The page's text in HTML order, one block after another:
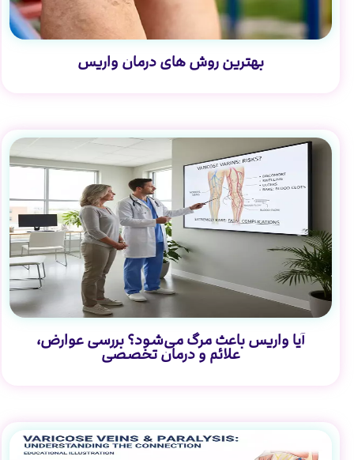
بهترین روش های درمان واریس
آیا واریس باعث مرگ می‌شود؟ بررسی عوارض،
علائم و درمان تخصصی